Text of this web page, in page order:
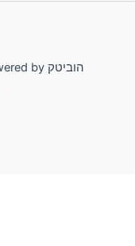
Copyright © 2026 הוביטק | Powered by הוביטק